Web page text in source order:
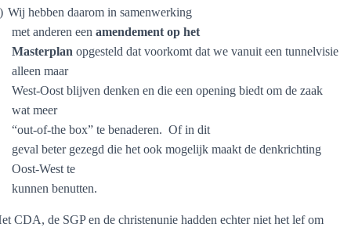
Wij hebben daarom in samenwerking
met anderen een amendement op het
Masterplan opgesteld dat voorkomt dat we vanuit een tunnelvisie
alleen maar
West-Oost blijven denken en die een opening biedt om de zaak
wat meer
“out-of-the box” te benaderen. Of in dit
geval beter gezegd die het ook mogelijk maakt de denkrichting
Oost-West te
kunnen benutten.
CDA, de SGP en de christenunie hadden echter niet het lef om